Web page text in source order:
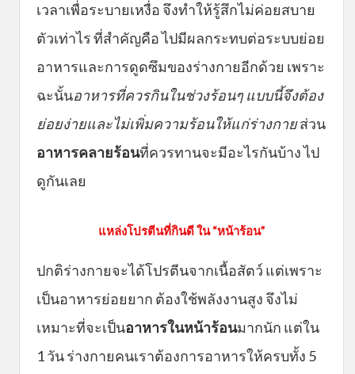
เวลาเพื่อระบายเหงื่อ จึงทำให้รู้สึกไม่ค่อยสบาย
ตัวเท่าไร ที่สำคัญคือ ไปมีผลกระทบต่อระบบย่อย
อาหารและการดูดซึมของร่างกายอีกด้วย เพราะ
ฉะนั้นอาหารที่ควรกินในช่วงร้อนๆ แบบนี้จึงต้อง
ย่อยง่ายและไม่เพิ่มความร้อนให้แก่ร่างกายส่วน
อาหารคลายร้อนที่ควรทานจะมีอะไรกันบ้าง ไป
ดูกันเลย
แหล่งโปรตีนที่กินดี ใน “หน้าร้อน”
ปกติร่างกายจะได้โปรตีนจากเนื้อสัตว์ แต่เพราะ
เป็นอาหารย่อยยาก ต้องใช้พลังงานสูง จึงไม่
เหมาะที่จะเป็นอาหารในหน้าร้อนมากนัก แต่ใน
1 วัน ร่างกายคนเราต้องการอาหารให้ครบทั้ง 5